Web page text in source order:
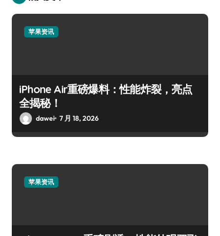
苹果资讯
iPhone Air重磅爆料：性能炸裂，亮点
全揭秘！
dawei 7 月 18, 2026
苹果资讯